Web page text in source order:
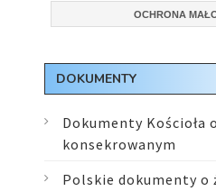
OCHRONA
DOKUMENTY
Dokumenty Kościoła
konsekrowanym
Polskie dokumenty o